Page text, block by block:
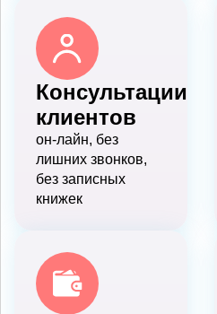
Консультации
клиентов
он-лайн, без
лишних звонков,
без записных
книжек